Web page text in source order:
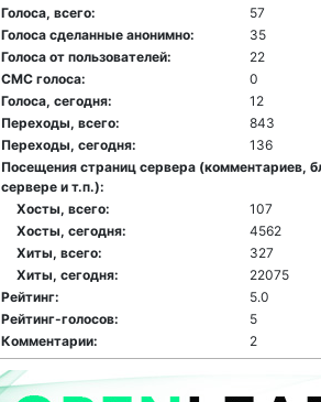
Голоса, всего:
57
Голоса сделанные анонимно:
35
Голоса от пользователей:
22
СМС голоса:
0
Голоса, сегодня:
12
Переходы, всего:
843
Переходы, сегодня:
136
Посещения страниц сервера (комментариев,
сервере и т.п.):
Хосты, всего:
107
Хосты, сегодня:
4562
Хиты, всего:
327
Хиты, сегодня:
22075
Рейтинг:
5.0
Рейтинг-голосов:
5
Комментарии:
2